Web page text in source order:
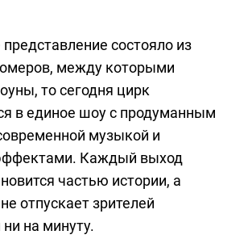
состояло из
между которыми
то сегодня цирк
в единое шоу с продуманным
музыкой и
Каждый выход
частью истории, а
отпускает зрителей
на минуту.